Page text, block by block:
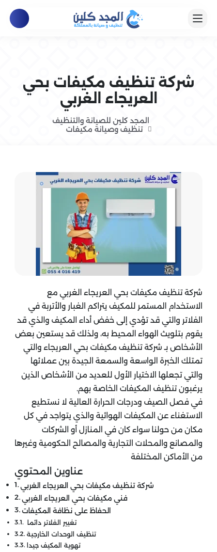
شركة تنظيف مكيفات بحي
العريجاء الغربي
المجد كلين للصيانة والتنظيف
تنظيف وصيانة مكيفات
شركة تنظيف مكيفات بحي العريجاء الغربي مع
الاستخدام المستمر للمكيف يتراكم الغبار والأتربة في
الفلاتر والتي قد تؤدي إلى خفض أداء المكيف والذي قد
يقوم بتلويث الهواء المحيط به، ولذلك قد يستعين بعض
الأشخاص بـ شركة تنظيف مكيفات بحي العريجاء والتي
تمتلك الخبرة الواسعة والسمعة الجيدة بين عملائها
والتي تجعلها الاختيار الأول للعديد من الأشخاص الذين
يرغبون تنظيف المكيفات الخاصة بهم.
في فصل الصيف ودرجات الحرارة العالية لا نستطيع
الاستغناء عن المكيفات الهوائية والذي يتواجد في كل
مكان من حولنا سواء كان في المنازل أو الشركات
والمصانع والمحلات التجارية والمصالح الحكومية وغيرها
من الأماكن المختلفة
عناوين المحتوي
فني مكيفات بحي العريجاء الغربي
الحفاظ على نظافة المكيفات
تغيير الفلاتر دائما
تنظيف الوحدات الخارجية
تهوية المكيف جيدا